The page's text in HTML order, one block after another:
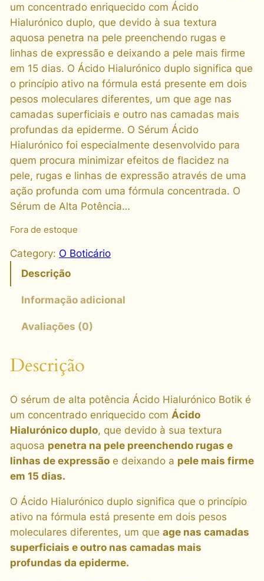
um concentrado enriquecido com Ácido
Hialurónico duplo, que devido à sua textura
aquosa penetra na pele preenchendo rugas e
linhas de expressão e deixando a pele mais firme
em 15 dias. O Ácido Hialurónico duplo significa que
o princípio ativo na fórmula está presente em dois
pesos moleculares diferentes, um que age nas
camadas superficiais e outro nas camadas mais
profundas da epiderme. O Sérum Ácido
Hialurónico foi especialmente desenvolvido para
quem procura minimizar efeitos de flacidez na
pele, rugas e linhas de expressão através de uma
ação profunda com uma fórmula concentrada. O
Sérum de Alta Potência…
Fora de estoque
Category: O Boticário
Descrição
Informação adicional
Avaliações (0)
Descrição
O sérum de alta potência Ácido Hialurónico Botik é
um concentrado enriquecido com Ácido
Hialurónico duplo, que devido à sua textura
aquosa penetra na pele preenchendo rugas e
linhas de expressãoe deixando a pele mais firme
em 15 dias.
O Ácido Hialurónico duplo significa que o princípio
ativo na fórmula está presente em dois pesos
moleculares diferentes, um que age nas camadas
superficiais e outro nas camadas mais
profundas da epiderme.